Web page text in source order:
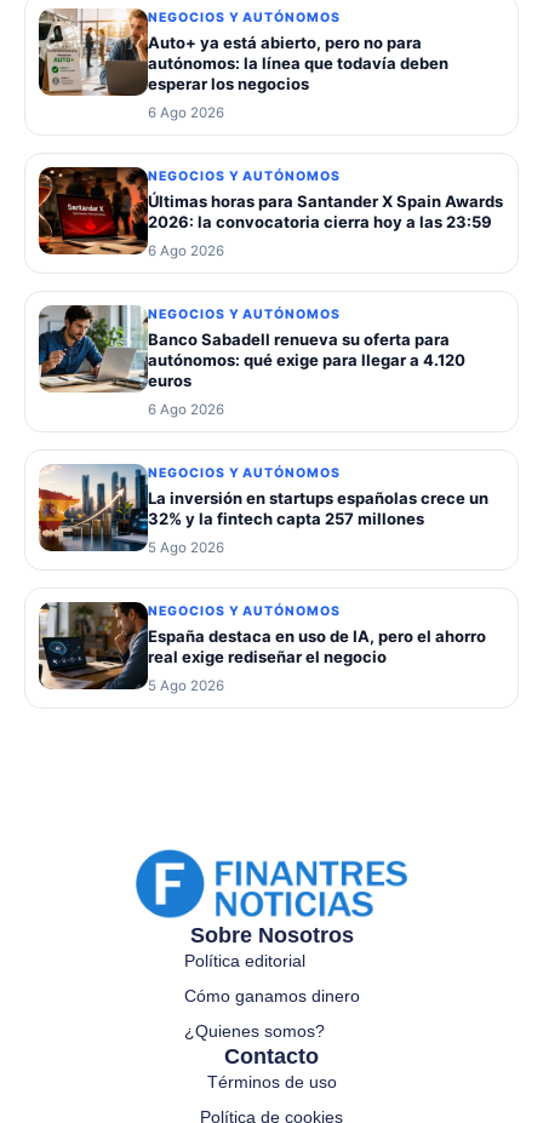
NEGOCIOS Y AUTÓNOMOS
Auto+ ya está abierto, pero no para
autónomos: la línea que todavía deben
esperar los negocios
6 Ago 2026
NEGOCIOS Y AUTÓNOMOS
Últimas horas para Santander X Spain Awards
2026: la convocatoria cierra hoy a las 23:59
6 Ago 2026
NEGOCIOS Y AUTÓNOMOS
Banco Sabadell renueva su oferta para
autónomos: qué exige para llegar a 4.120
euros
6 Ago 2026
NEGOCIOS Y AUTÓNOMOS
La inversión en startups españolas crece un
32% y la fintech capta 257 millones
5 Ago 2026
NEGOCIOS Y AUTÓNOMOS
España destaca en uso de IA, pero el ahorro
real exige rediseñar el negocio
5 Ago 2026
Sobre Nosotros
Política editorial
Cómo ganamos dinero
¿Quienes somos?
Contacto
Términos de uso
Política de cookies